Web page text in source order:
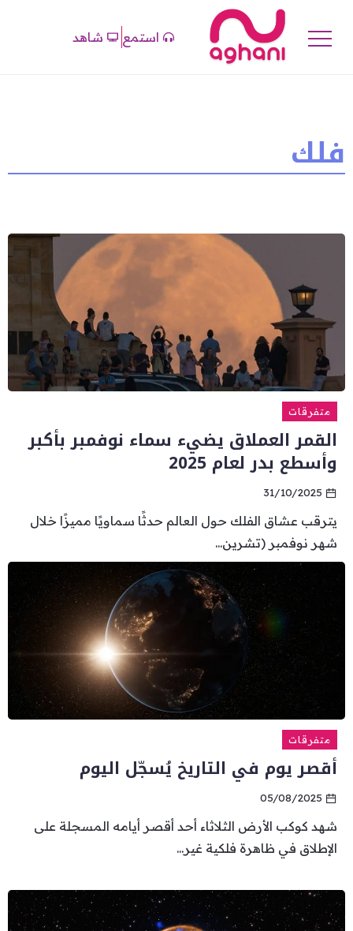
استمع شاهد
فلك
متفرقات
القمر العملاق يضيء سماء نوفمبر بأكبر
وأسطع بدر لعام 2025
31/10/2025
يترقب عشاق الفلك حول العالم حدثًا سماويًا مميزًا خلال
شهر نوفمبر (تشرين...
متفرقات
أقصر يوم في التاريخ يُسجّل اليوم
05/08/2025
شهد كوكب الأرض الثلاثاء أحد أقصر أيامه المسجلة على
الإطلاق في ظاهرة فلكية غير...